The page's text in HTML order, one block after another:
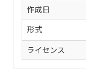
作成日
形式
ライセンス